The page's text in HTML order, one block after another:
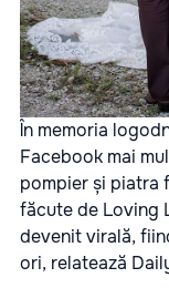
În memoria
Facebook mai
pompier și piatra
făcute de Loving
devenit virală,
ori, relatează